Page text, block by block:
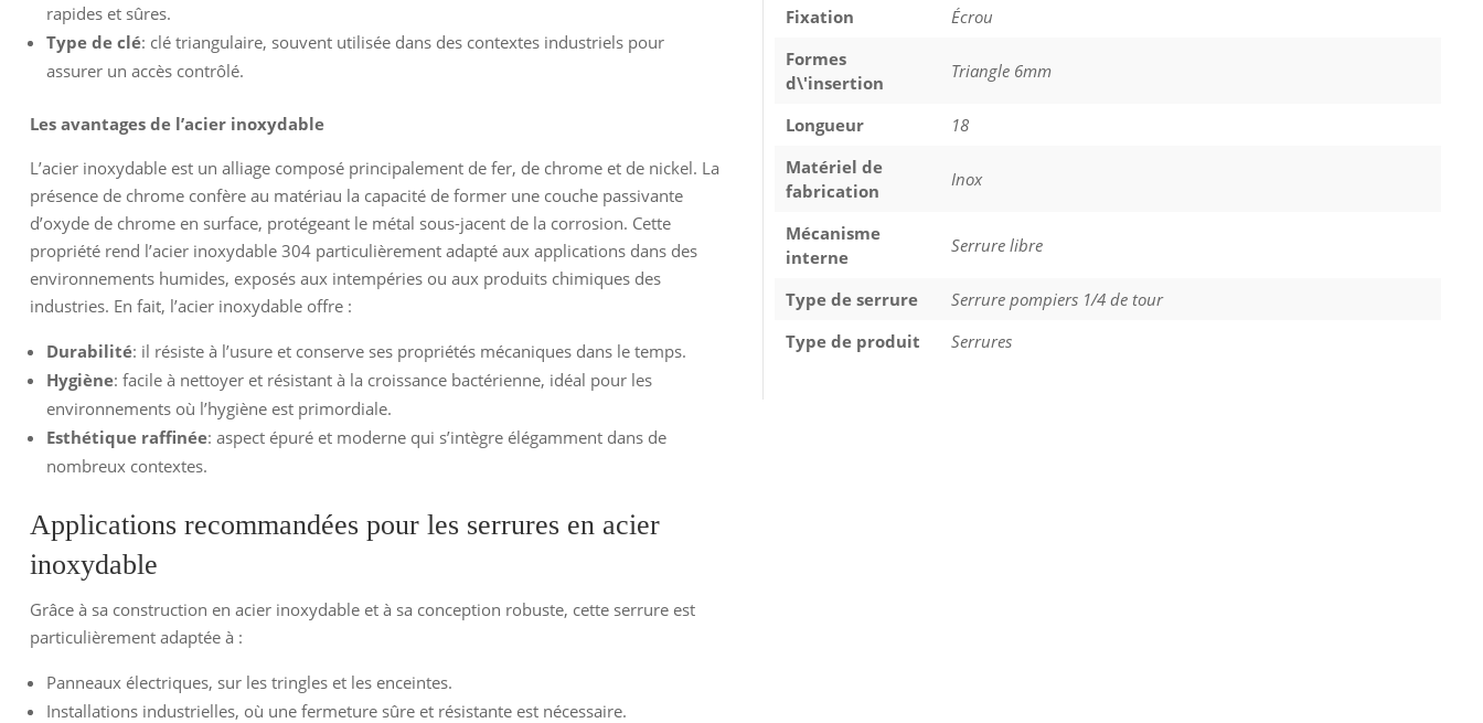
rapides et sûres.
Type de clé: clé triangulaire, souvent utilisée dans des contextes industriels pour
assurer un accès contrôlé.
Les avantages de l’acier inoxydable
L’acier inoxydable est un alliage composé principalement de fer, de chrome et de nickel. La
présence de chrome confère au matériau la capacité de former une couche passivante
d’oxyde de chrome en surface, protégeant le métal sous-jacent de la corrosion. Cette
propriété rend l’acier inoxydable 304 particulièrement adapté aux applications dans des
environnements humides, exposés aux intempéries ou aux produits chimiques des
industries. En fait, l’acier inoxydable offre :
Durabilité: il résiste à l’usure et conserve ses propriétés mécaniques dans le temps.
Hygiène: facile à nettoyer et résistant à la croissance bactérienne, idéal pour les
environnements où l’hygiène est primordiale.
Esthétique raffinée: aspect épuré et moderne qui s’intègre élégamment dans de
nombreux contextes.
Applications recommandées pour les serrures en acier
inoxydable
Grâce à sa construction en acier inoxydable et à sa conception robuste, cette serrure est
particulièrement adaptée à :
Panneaux électriques, sur les tringles et les enceintes.
Installations industrielles, où une fermeture sûre et résistante est nécessaire.
Fixation
Écrou
Formes
d\'insertion
Triangle 6mm
Longueur
18
Matériel de
fabrication
Inox
Mécanisme
interne
Serrure libre
Type de serrure
Serrure pompiers 1/4 de tour
Type de produit
Serrures